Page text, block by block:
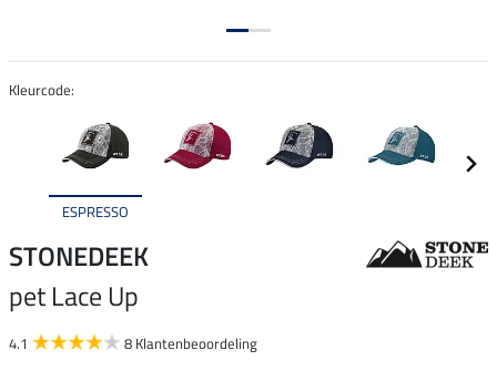
Kleurcode:
ESPRESSO
STONEDEEK
pet Lace Up
4.1 8 Klantenbeoordeling